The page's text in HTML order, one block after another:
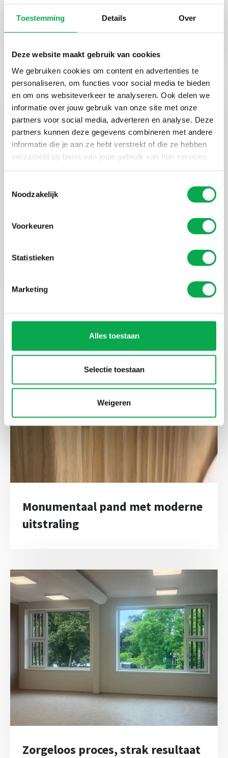
Toestemming Details Over
Deze website maakt gebruik van cookies
We gebruiken cookies om content en advertenties te
personaliseren, om functies voor social media te bieden
en om ons websiteverkeer te analyseren. Ook delen we
informatie over jouw gebruik van onze site met onze
partners voor social media, adverteren en analyse. Deze
partners kunnen deze gegevens combineren met andere
informatie die je aan ze hebt verstrekt of die ze hebben
verzameld op basis van jouw gebruik van hun services.
Noodzakelijk
Voorkeuren
Statistieken
Marketing
Alles toestaan
Selectie toestaan
Weigeren
deurkaders voor Slingeland
Ziekenhuis Doetinchem
Plafondframes in Ayous-look voor
Monumentaal pand met moderne
uitstraling
Zorgeloos proces, strak resultaat